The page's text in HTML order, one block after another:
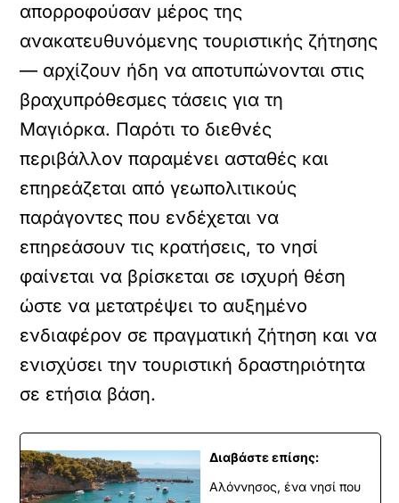
απορροφούσαν μέρος της
ανακατευθυνόμενης τουριστικής ζήτησης
— αρχίζουν ήδη να αποτυπώνονται στις
βραχυπρόθεσμες τάσεις για τη
Μαγιόρκα. Παρότι το διεθνές
περιβάλλον παραμένει ασταθές και
επηρεάζεται από γεωπολιτικούς
παράγοντες που ενδέχεται να
επηρεάσουν τις κρατήσεις, το νησί
φαίνεται να βρίσκεται σε ισχυρή θέση
ώστε να μετατρέψει το αυξημένο
ενδιαφέρον σε πραγματική ζήτηση και να
ενισχύσει την τουριστική δραστηριότητα
σε ετήσια βάση.
Διαβάστε επίσης:
Αλόννησος, ένα νησί που